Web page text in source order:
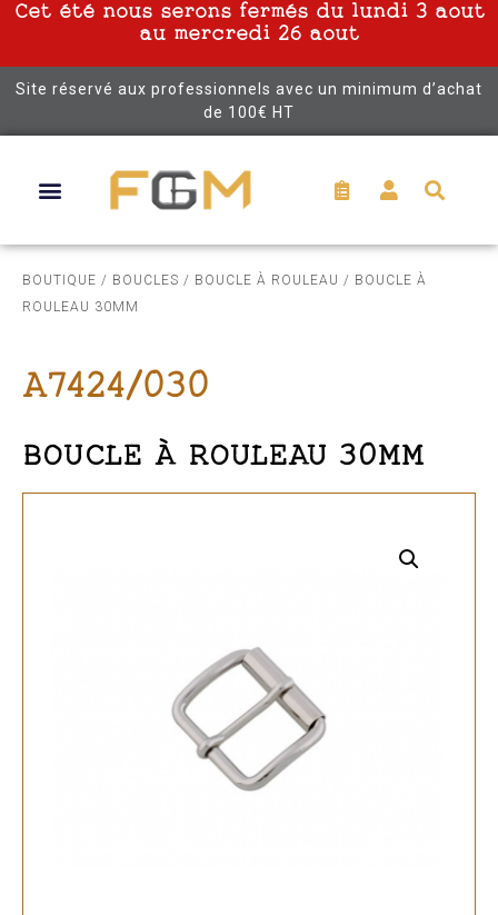
Cet été nous serons fermés du lundi 3 aout
au mercredi 26 aout
Site réservé aux professionnels avec un minimum d’achat
de 100€ HT
BOUTIQUE / BOUCLES / BOUCLE À ROULEAU / BOUCLE À
ROULEAU 30MM
A7424/030
BOUCLE À ROULEAU 30MM